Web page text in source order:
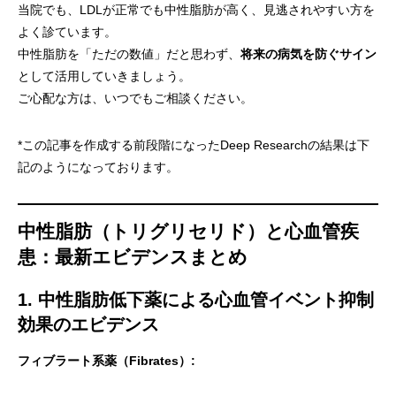
当院でも、LDLが正常でも中性脂肪が高く、見逃されやすい方を
よく診ています。
中性脂肪を「ただの数値」だと思わず、将来の病気を防ぐサイン
として活用していきましょう。
ご心配な方は、いつでもご相談ください。
*この記事を作成する前段階になったDeep Researchの結果は下
記のようになっております。
中性脂肪（トリグリセリド）と心血管疾
患：最新エビデンスまとめ
1. 中性脂肪低下薬による心血管イベント抑制
効果のエビデンス
フィブラート系薬（Fibrates）: